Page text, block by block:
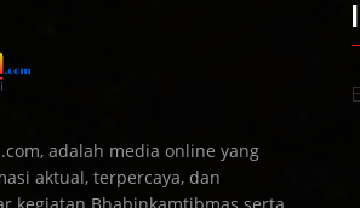
adalah media online yang
aktual, terpercaya, dan